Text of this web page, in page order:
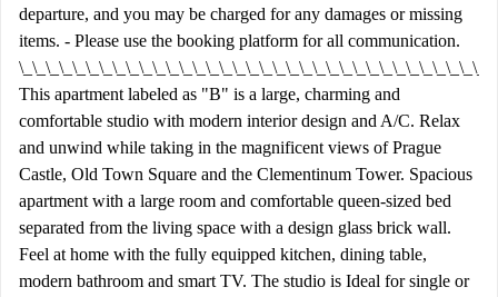
departure, and you may be charged for any damages or missing
items. - Please use the booking platform for all communication.
This apartment labeled as "B" is a large, charming and
comfortable studio with modern interior design and A/C. Relax
and unwind while taking in the magnificent views of Prague
Castle, Old Town Square and the Clementinum Tower. Spacious
apartment with a large room and comfortable queen-sized bed
separated from the living space with a design glass brick wall.
Feel at home with the fully equipped kitchen, dining table,
modern bathroom and smart TV. The studio is Ideal for single or